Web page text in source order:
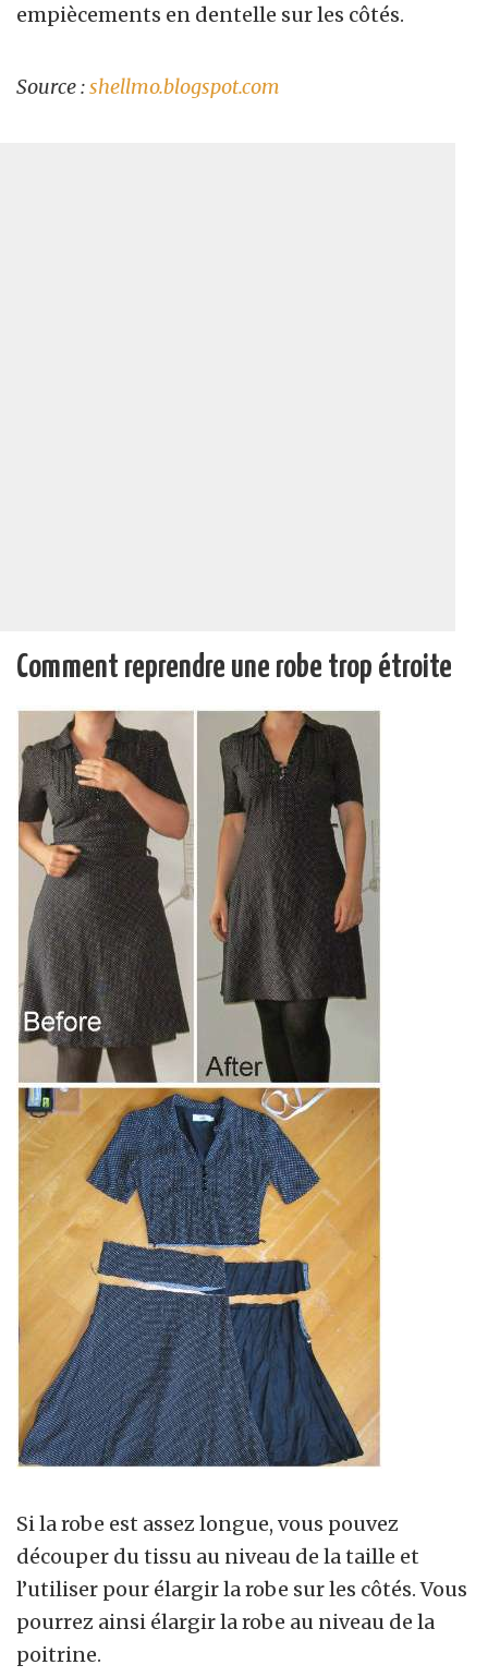
empiècements en dentelle sur les côtés.
Source :shellmo.blogspot.com
Comment reprendre une robe trop étroite
Si la robe est assez longue, vous pouvez
découper du tissu au niveau de la taille et
l’utiliser pour élargir la robe sur les côtés. Vous
pourrez ainsi élargir la robe au niveau de la
poitrine.